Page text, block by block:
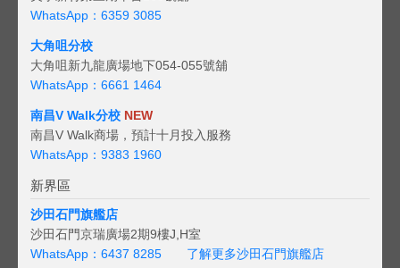
WhatsApp：6359 3085
大角咀分校
大角咀新九龍廣場地下054-055號舖
WhatsApp：6661 1464
南昌V Walk分校 NEW
南昌V Walk商場，預計十月投入服務
WhatsApp：9383 1960
新界區
沙田石門旗艦店
沙田石門京瑞廣場2期9樓J,H室
WhatsApp：6437 8285
了解更多沙田石門旗艦店